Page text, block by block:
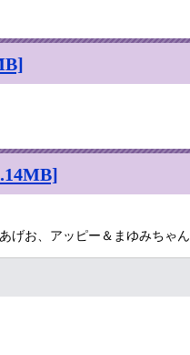
げお、アッピー＆まゆみちゃ